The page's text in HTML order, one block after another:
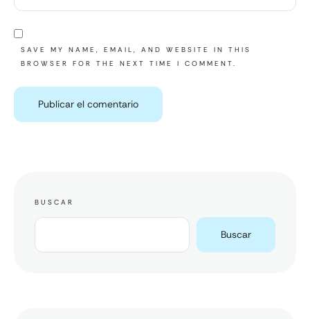
SAVE MY NAME, EMAIL, AND WEBSITE IN THIS
BROWSER FOR THE NEXT TIME I COMMENT.
BUSCAR
Buscar